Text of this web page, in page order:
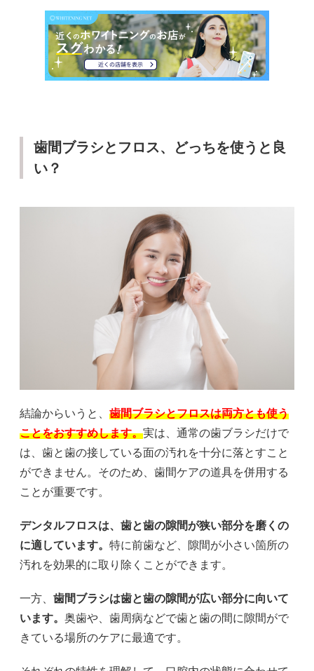
歯間ブラシとフロス、どっちを使うと良
い？
結論からいうと、 歯間ブラシとフロスは両方とも使う
ことをおすすめします。実は、通常の歯ブラシだけで
は、歯と歯の接している面の汚れを十分に落とすこと
ができません。そのため、歯間ケアの道具を併用する
ことが重要です。
デンタルフロスは、歯と歯の隙間が狭い部分を磨くの
に適しています。 特に前歯など、隙間が小さい箇所の
汚れを効果的に取り除くことができます。
一方、 歯間ブラシは歯と歯の隙間が広い部分に向いて
います。 奥歯や、歯周病などで歯と歯の間に隙間がで
きている場所のケアに最適です。